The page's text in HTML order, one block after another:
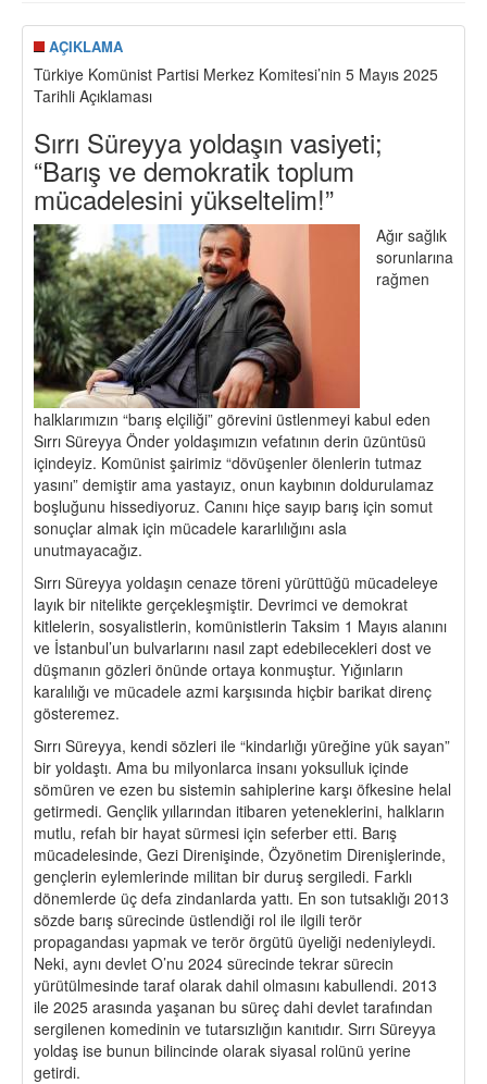
AÇIKLAMA
Türkiye Komünist Partisi Merkez Komitesi’nin 5 Mayıs 2025
Tarihli Açıklaması
Sırrı Süreyya yoldaşın vasiyeti;
“Barış ve demokratik toplum
mücadelesini yükseltelim!”
Ağır sağlık
sorunlarına
rağmen
halklarımızın “barış elçiliği” görevini üstlenmeyi kabul eden
Sırrı Süreyya Önder yoldaşımızın vefatının derin üzüntüsü
içindeyiz. Komünist şairimiz “dövüşenler ölenlerin tutmaz
yasını” demiştir ama yastayız, onun kaybının doldurulamaz
boşluğunu hissediyoruz. Canını hiçe sayıp barış için somut
sonuçlar almak için mücadele kararlılığını asla
unutmayacağız.
Sırrı Süreyya yoldaşın cenaze töreni yürüttüğü mücadeleye
layık bir nitelikte gerçekleşmiştir. Devrimci ve demokrat
kitlelerin, sosyalistlerin, komünistlerin Taksim 1 Mayıs alanını
ve İstanbul’un bulvarlarını nasıl zapt edebilecekleri dost ve
düşmanın gözleri önünde ortaya konmuştur. Yığınların
karalılığı ve mücadele azmi karşısında hiçbir barikat direnç
gösteremez.
Sırrı Süreyya, kendi sözleri ile “kindarlığı yüreğine yük sayan”
bir yoldaştı. Ama bu milyonlarca insanı yoksulluk içinde
sömüren ve ezen bu sistemin sahiplerine karşı öfkesine helal
getirmedi. Gençlik yıllarından itibaren yeteneklerini, halkların
mutlu, refah bir hayat sürmesi için seferber etti. Barış
mücadelesinde, Gezi Direnişinde, Özyönetim Direnişlerinde,
gençlerin eylemlerinde militan bir duruş sergiledi. Farklı
dönemlerde üç defa zindanlarda yattı. En son tutsaklığı 2013
sözde barış sürecinde üstlendiği rol ile ilgili terör
propagandası yapmak ve terör örgütü üyeliği nedeniyleydi.
Neki, aynı devlet O’nu 2024 sürecinde tekrar sürecin
yürütülmesinde taraf olarak dahil olmasını kabullendi. 2013
ile 2025 arasında yaşanan bu süreç dahi devlet tarafından
sergilenen komedinin ve tutarsızlığın kanıtıdır. Sırrı Süreyya
yoldaş ise bunun bilincinde olarak siyasal rolünü yerine
getirdi.